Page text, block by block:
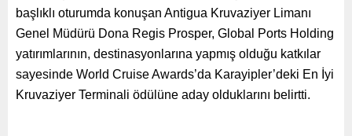
başlıklı oturumda konuşan Antigua Kruvaziyer Limanı
Genel Müdürü Dona Regis Prosper, Global Ports Holding
yatırımlarının, destinasyonlarına yapmış olduğu katkılar
sayesinde World Cruise Awards’da Karayipler’deki En İyi
Kruvaziyer Terminali ödülüne aday olduklarını belirtti.